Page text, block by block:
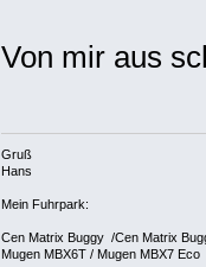
Von mir aus
Gruß
Hans
Mein Fuhrpark:
Cen Matrix Buggy /Cen Matrix
Mugen MBX6T / Mugen MBX7 Eco